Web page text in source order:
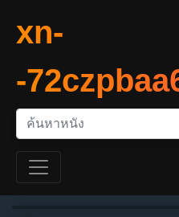
xn-
-